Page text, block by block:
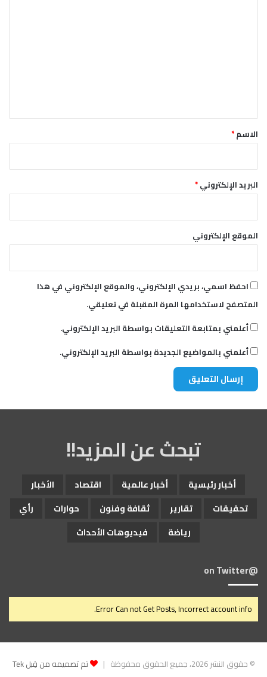
"
*الاسم*
البريد الإلكتروني*
الموقع الإلكتروني
احفظ اسمي، بريدي الإلكتروني، والموقع الإلكتروني في هذا
المتصفح لاستخدامها المرة المقبلة في تعليقي.
أعلمني بمتابعة التعليقات بواسطة البريد الإلكتروني.
أعلمني بالمواضيع الجديدة بواسطة البريد الإلكتروني.
تبحث عن المزيد!!
أخبار رئيسية أخبار عالمية اقتصاد
الأخبار
تحقيقات
تقارير ثقافة وفنون حوارات
رأي
رياضة
فيديوهات الأحداث
@on Twitter
Error Can not Get Posts, Incorrect account info.
© حقوق النشر 2026، جميع الحقوق محفوظة |
تم تصميمه من قِبل Tek